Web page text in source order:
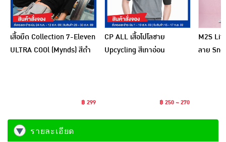
เสื้อยืด Collection 7-Eleven
ULTRA COOl (Mynds) สีดำ
฿ 299
CP ALL เสื้อโปโลชาย
Upcycling สีเทาอ่อน
฿ 250 ~ 270
M2S
ลาย
รายละเอียด